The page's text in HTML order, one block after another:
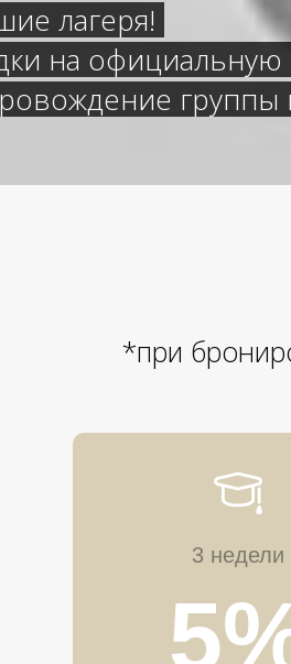
лагеря!
на официальную
группы
*при
3 недели